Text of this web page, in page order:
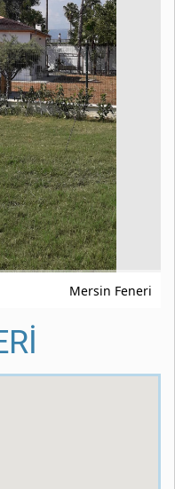
Mersin Feneri